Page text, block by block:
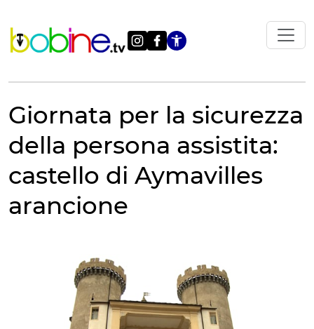
contenuto
Apri le
Giornata per la sicurezza
della persona assistita:
castello di Aymavilles
arancione